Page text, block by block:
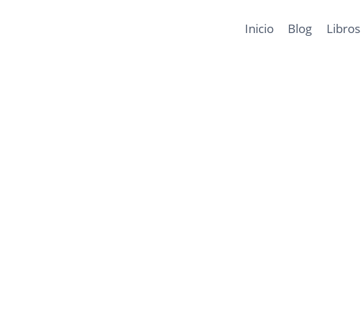
Inicio Blog Libros